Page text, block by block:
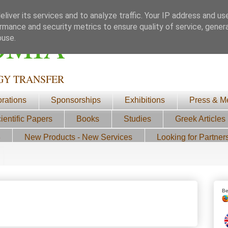
TRANSFER
Sponsorships Exhibitions Press &
Papers Books Studies Greek Articles
New Products - New Services Looking for
its services and to analyze traffic. Your IP address and
and security metrics to ensure quality of service,